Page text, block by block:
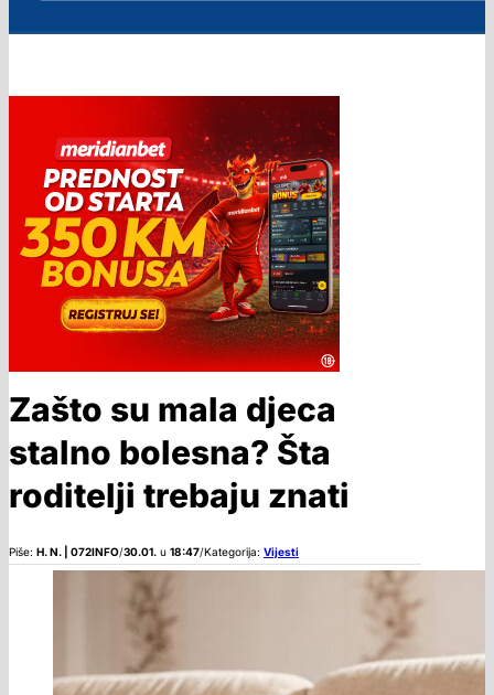
Zašto su mala djeca
stalno bolesna? Šta
roditelji trebaju znati
Piše: H. N. | 072INFO/30.01. u 18:47/Kategorija: Vijesti